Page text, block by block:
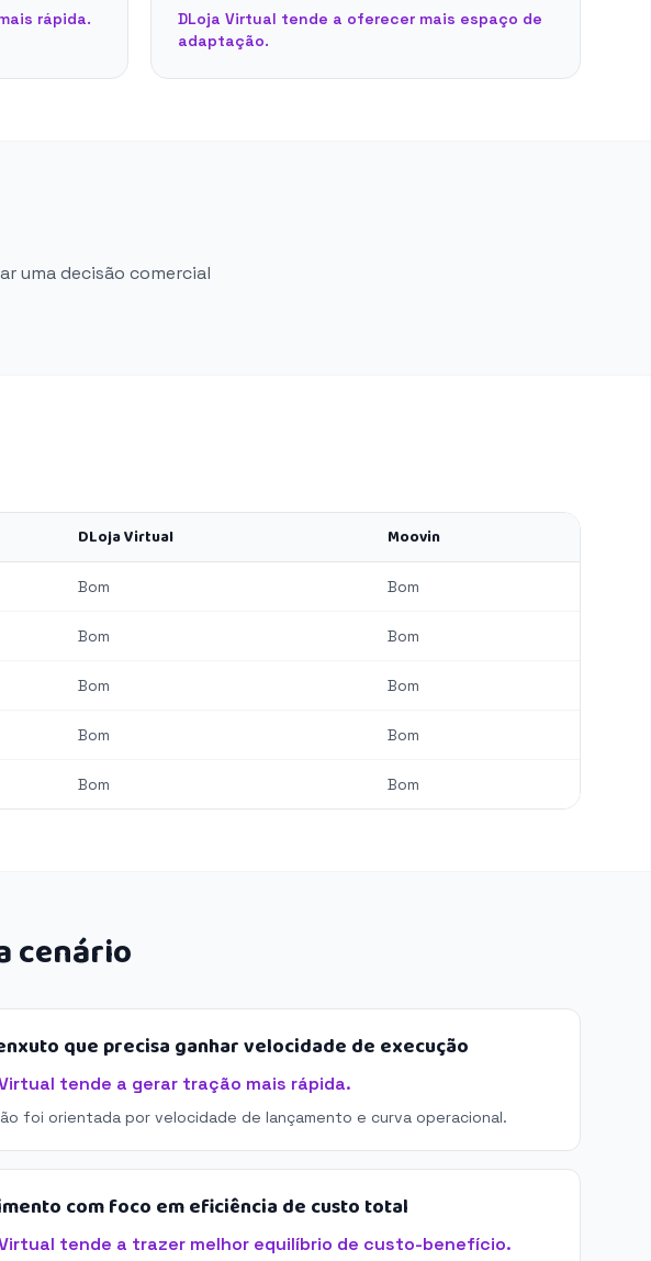
rápida.
DLoja Virtual tende a oferecer mais espaço de
adaptação.
uma decisão comercial
DLoja Virtual Moovin
Bom Bom
Bom Bom
Bom Bom
Bom Bom
Bom Bom
cenário
que precisa ganhar velocidade de execução
tende a gerar tração mais rápida.
foi orientada por velocidade de lançamento e curva operacional.
com foco em eficiência de custo total
tende a trazer melhor equilíbrio de custo-benefício.